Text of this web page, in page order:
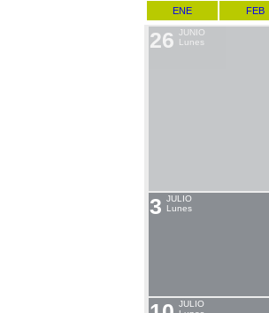
ENE FEB
26 JUNIO
Lunes
3 JULIO
Lunes
JULIO